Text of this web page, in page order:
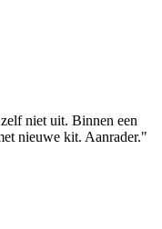
niet uit. Binnen een
nieuwe kit. Aanrader."